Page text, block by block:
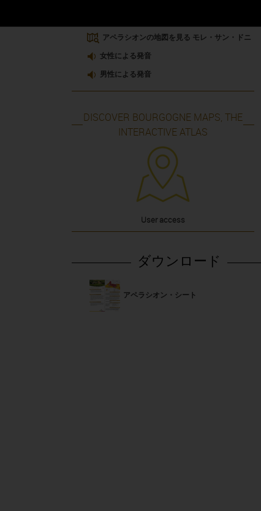
アペラシオンの地図を見る モレ・サン・ドニ
女性による発音
男性による発音
DISCOVER BOURGOGNE MAPS, THE
INTERACTIVE ATLAS
User access
ダウンロード
アペラシオン・シート